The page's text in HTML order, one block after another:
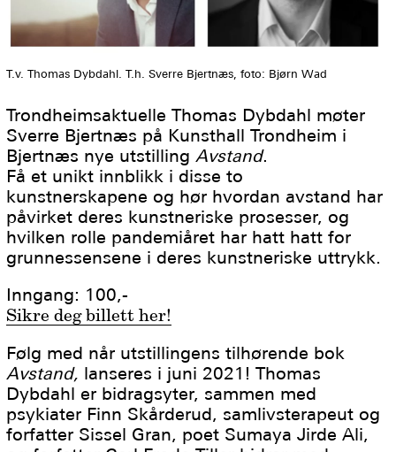
T.v. Thomas Dybdahl. T.h. Sverre Bjertnæs, foto: Bjørn Wad
Trondheimsaktuelle Thomas Dybdahl møter
Sverre Bjertnæs på Kunsthall Trondheim i
Bjertnæs nye utstillingAvstand.
Få et unikt innblikk i disse to
kunstnerskapene og hør hvordan avstand har
påvirket deres kunstneriske prosesser, og
hvilken rolle pandemiåret har hatt hatt for
grunnessensene i deres kunstneriske uttrykk.
Inngang: 100,-
Sikre deg billett her!
Følg med når utstillingens tilhørende bok
Avstand, lanseres i juni 2021! Thomas
Dybdahl er bidragsyter, sammen med
psykiater Finn Skårderud, samlivsterapeut og
forfatter Sissel Gran, poet Sumaya Jirde Ali,